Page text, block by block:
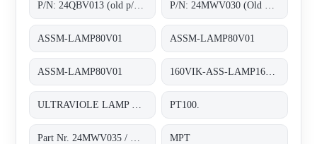
ASSM-LAMP80V01 ASSM-LAMP80V01
ASSM-LAMP80V01
PT100.
MPT